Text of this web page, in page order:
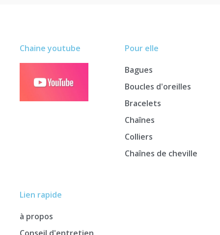
Lien rapide
à propos
Pour elle
Bagues
Boucles d'oreilles
Bracelets
Chaînes
Colliers
Chaînes de cheville
Chaine youtube